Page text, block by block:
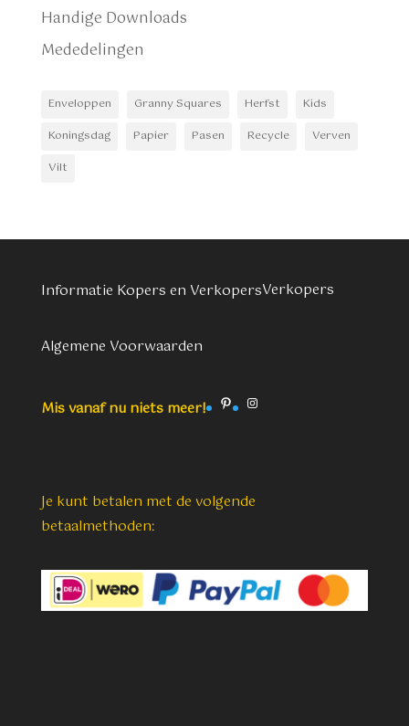
Handige Downloads
Mededelingen
Enveloppen Granny Squares Herfst
Kids
Koningsdag
Papier Pasen Recycle
Verven
Vilt
Informatie Kopers en VerkopersVerkopers
Algemene Voorwaarden
Mis vanaf nu niets meer! PinterestInstagram
Je kunt betalen met de volgende
betaalmethoden: